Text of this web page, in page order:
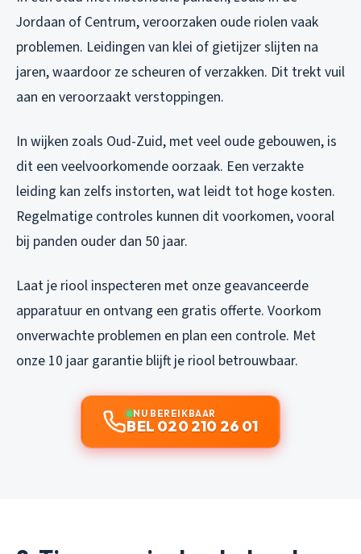
Jordaan of Centrum, veroorzaken oude riolen vaak
problemen. Leidingen van klei of gietijzer slijten na
jaren, waardoor ze scheuren of verzakken. Dit trekt vuil
aan en veroorzaakt verstoppingen.
In wijken zoals Oud-Zuid, met veel oude gebouwen, is
dit een veelvoorkomende oorzaak. Een verzakte
leiding kan zelfs instorten, wat leidt tot hoge kosten.
Regelmatige controles kunnen dit voorkomen, vooral
bij panden ouder dan 50 jaar.
Laat je riool inspecteren met onze geavanceerde
apparatuur en ontvang een gratis offerte. Voorkom
onverwachte problemen en plan een controle. Met
onze 10 jaar garantie blijft je riool betrouwbaar.
NU BEREIKBAAR
BEL 020 210 26 01